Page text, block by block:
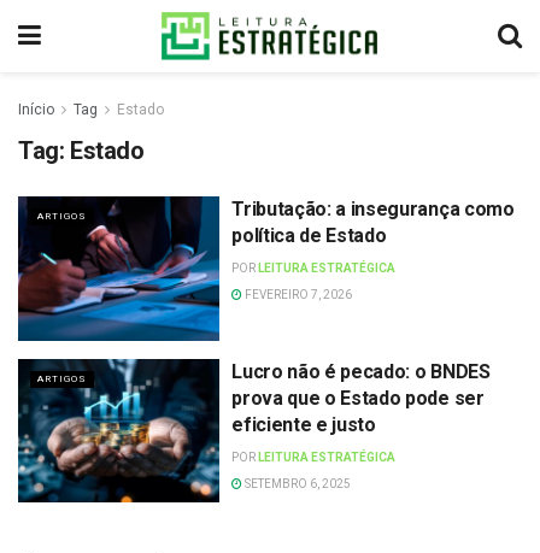
Início Tag Estado
Tag: Estado
ARTIGOS
Tributação: a insegurança como
política de Estado
POR LEITURA ESTRATÉGICA
FEVEREIRO 7, 2026
ARTIGOS
Lucro não é pecado: o BNDES
prova que o Estado pode ser
eficiente e justo
POR LEITURA ESTRATÉGICA
SETEMBRO 6, 2025